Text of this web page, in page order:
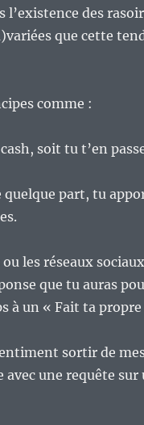
l’existence des
que cette
comme :
soit tu t’en
part, tu
les réseaux
que tu auras
à un « Fait ta
sortir de
une requête sur